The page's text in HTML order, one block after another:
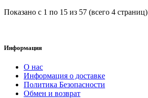
Показано с 1 по 15 из 57 (всего 4 страниц)
Информация
О нас
Информация о доставке
Политика Безопасности
Обмен и возврат